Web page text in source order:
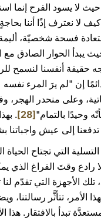
لا يسود الفرح إنما
لا نعترف إذًا أننا
فسحة شخصيّة، أليمة
يبدأ الحوار الصادق مع
حقيقة أنفسنا لنسمح
إن "لم يرَ المرء
وعلى منحدر الهجر،
وحيدًا بالتمام"[28]
.
تدفعنا إلى عيش
التي تجتاح الحياة
رادع وقتَ الفراغ الذي
الأجهزة التي تقدّم
الأمر، تتأثَّر رسالتنا،
تبدأ بالافتقار. هذا